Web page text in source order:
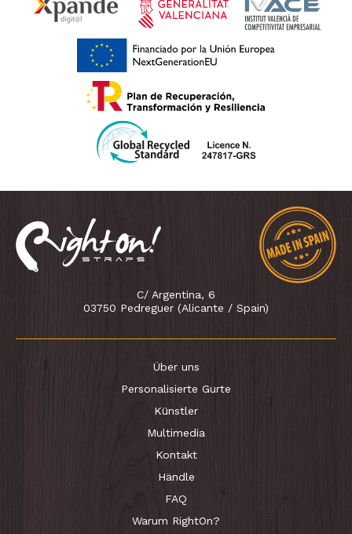
C/ Argentina, 6
03750 Pedreguer (Alicante / Spain)
Über uns
Personalisierte Gurte
Künstler
Multimedia
Kontakt
Händle
FAQ
Warum RightOn?